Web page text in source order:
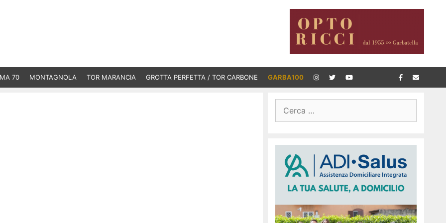
70 MONTAGNOLA TOR MARANCIA GROTTA PERFETTA / TOR CARBONE GARBA100
per: